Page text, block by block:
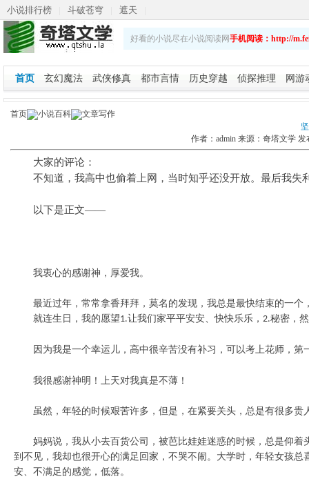
小说排行榜 斗破苍穹 遮天
斗破苍穹之重生萧炎
| 乡野春潮
娇艳人生
好看的小说尽在小说阅读网手机阅读：http://
首页 玄幻魔法 武侠修真 都市言情 历史穿越 侦探推理 网游
首页 小说百科
文章写作
作者： admin 来源： 奇塔文学 发
大家的评论：
不知道，我高中也偷着上网，当时知乎还没开放。最后我
以下是正文——
我衷心的感谢神，厚爱我。
最近过年，常常拿香拜拜，莫名的发现，我总是最快结束的一
就连生日，我的愿望1.让我们家平平安安、快快乐乐，2.秘密，
因为我是一个幸运儿，高中很辛苦没有补习，可以考上花师，
我很感谢神明！上天对我真是不薄！
虽然，年轻的时候艰苦许多，但是，在紧要关头，总是有很多
妈妈说，我从小去百货公司，被芭比娃娃迷惑的时候，总是仰
到不见，我却也很开心的满足回家，不哭不闹。大学时，年轻女孩
安、不满足的感觉，低落。